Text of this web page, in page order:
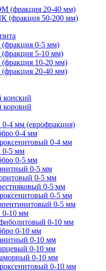
(фракция 20-40 мм)
(фракция 50-200 мм)
(фракция 0-5 мм)
(фракция 5-10 мм)
(фракция 10-20 мм)
(фракция 20-40 мм)
конский
коровий
4 мм (еврофракция)
0-4 мм
0-4 мм
0-5 мм
0-5 мм
0-5 мм
0-5 мм
0-5 мм
0-5 мм
0-5 мм
0-10 мм
0-10 мм
0-10 мм
0-10 мм
0-10 мм
0-10 мм
0-10 мм